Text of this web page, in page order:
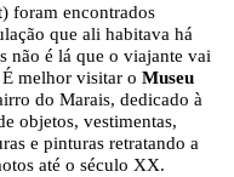
foram encontrados
que ali habitava há
não é lá que o viajante vai
É melhor visitar o Museu
do Marais, dedicado à
objetos, vestimentas,
e pinturas retratando a
até o século XX.